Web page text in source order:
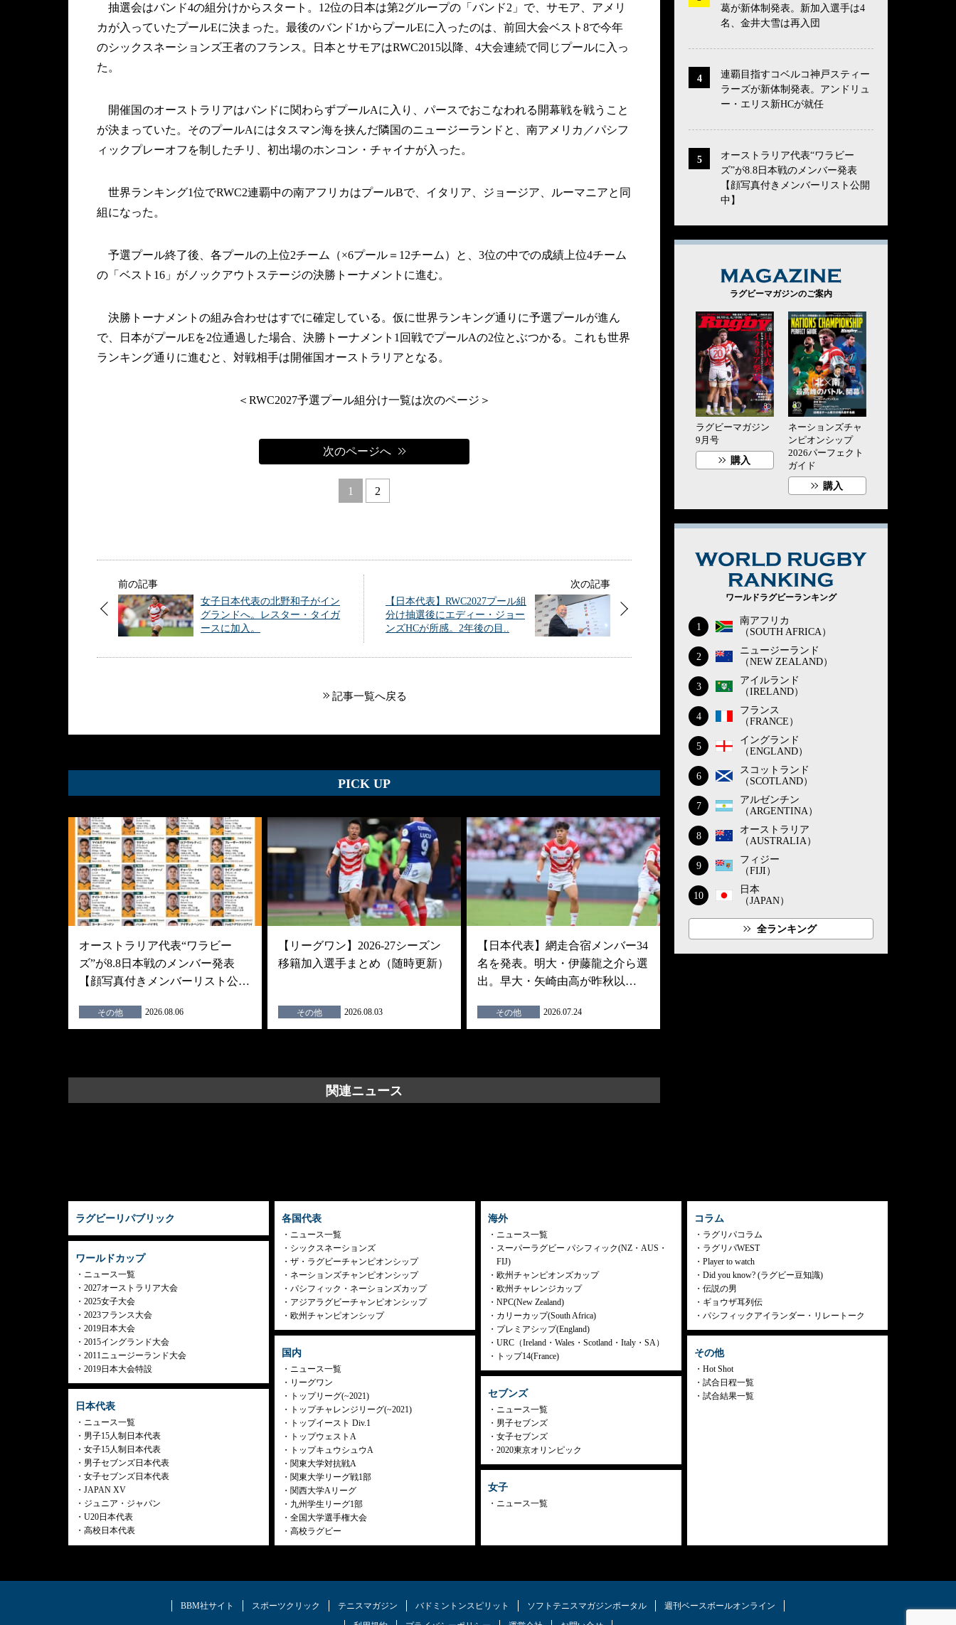
抽選会はバンド4の組分けからスタート。12位の日本は第2グループの「バンド2」で、サモア、アメリ
カが入っていたプールEに決まった。最後のバンド1からプールEに入ったのは、前回大会ベスト8で今年
のシックスネーションズ王者のフランス。日本とサモアはRWC2015以降、4大会連続で同じプールに入っ
た。
開催国のオーストラリアはバンドに関わらずプールAに入り、パースでおこなわれる開幕戦を戦うこと
が決まっていた。そのプールAにはタスマン海を挟んだ隣国のニュージーランドと、南アメリカ／パシフ
ィックプレーオフを制したチリ、初出場のホンコン・チャイナが入った。
世界ランキング1位でRWC2連覇中の南アフリカはプールBで、イタリア、ジョージア、ルーマニアと同
組になった。
予選プール終了後、各プールの上位2チーム（×6プール＝12チーム）と、3位の中での成績上位4チーム
の「ベスト16」がノックアウトステージの決勝トーナメントに進む。
決勝トーナメントの組み合わせはすでに確定している。仮に世界ランキング通りに予選プールが進ん
で、日本がプールEを2位通過した場合、決勝トーナメント1回戦でプールAの2位とぶつかる。これも世界
ランキング通りに進むと、対戦相手は開催国オーストラリアとなる。
＜RWC2027予選プール組分け一覧は次のページ＞
次のページへ
1 2
前の記事
女子日本代表の北野和子がイン
グランドへ。レスター・タイガ
ースに加入。
次の記事
【日本代表】RWC2027プール組
分け抽選後にエディー・ジョー
ンズHCが所感。2年後の目..
記事一覧へ戻る
PICK UP
オーストラリア代表“ワラビー
ズ”が8.8日本戦のメンバー発表
【顔写真付きメンバーリスト公…
その他 2026.08.06
【リーグワン】2026-27シーズン
移籍加入選手まとめ（随時更新）
その他 2026.08.03
【日本代表】網走合宿メンバー34
名を発表。明大・伊藤龍之介ら選
出。早大・矢崎由高が昨秋以…
その他 2026.07.24
関連ニュース
葛が新体制発表。新加入選手は4
名、金井大雪は再入団
連覇目指すコベルコ神戸スティー
ラーズが新体制発表。アンドリュ
ー・エリス新HCが就任
オーストラリア代表“ワラビー
ズ”が8.8日本戦のメンバー発表
【顔写真付きメンバーリスト公開
中】
ラグビーマガジンのご案内
ラグビーマガジン
9月号
購入
ネーションズチャ
ンピオンシップ
2026パーフェクト
ガイド
購入
ワールドラグビーランキング
1
南アフリカ
（SOUTH AFRICA）
2
ニュージーランド
（NEW ZEALAND）
3
アイルランド
（IRELAND）
4
フランス
（FRANCE）
5
イングランド
（ENGLAND）
6
スコットランド
（SCOTLAND）
7
アルゼンチン
（ARGENTINA）
8
オーストラリア
（AUSTRALIA）
9
フィジー
（FIJI）
10
日本
（JAPAN）
全ランキング
ラグビーリパブリック
ワールドカップ
ニュース一覧
2027オーストラリア大会
2025女子大会
2023フランス大会
2019日本大会
2015イングランド大会
2011ニュージーランド大会
2019日本大会特設
日本代表
ニュース一覧
男子15人制日本代表
女子15人制日本代表
男子セブンズ日本代表
女子セブンズ日本代表
JAPAN XV
ジュニア・ジャパン
U20日本代表
高校日本代表
各国代表
ニュース一覧
シックスネーションズ
ザ・ラグビーチャンピオンシップ
ネーションズチャンピオンシップ
パシフィック・ネーションズカップ
アジアラグビーチャンピオンシップ
欧州チャンピオンシップ
国内
ニュース一覧
リーグワン
トップリーグ(~2021)
トップチャレンジリーグ(~2021)
トップイースト Div.1
トップウェストA
トップキュウシュウA
関東大学対抗戦A
関東大学リーグ戦1部
関西大学Aリーグ
九州学生リーグ1部
全国大学選手権大会
高校ラグビー
海外
ニュース一覧
スーパーラグビー パシフィック(NZ・AUS・
FIJ)
欧州チャンピオンズカップ
欧州チャレンジカップ
NPC(New Zealand)
カリーカップ(South Africa)
プレミアシップ(England)
URC（Ireland・Wales・Scotland・Italy・SA）
トップ14(France)
セブンズ
ニュース一覧
男子セブンズ
女子セブンズ
2020東京オリンピック
女子
ニュース一覧
コラム
ラグリパコラム
ラグリパWEST
Player to watch
Did you know? (ラグビー豆知識)
伝説の男
ギョウザ耳列伝
パシフィックアイランダー・リレートーク
その他
Hot Shot
試合日程一覧
試合結果一覧
BBM社サイト スポーツクリック テニスマガジン バドミントンスピリット ソフトテニスマガジンポータル
週刊ベースボールオンライン